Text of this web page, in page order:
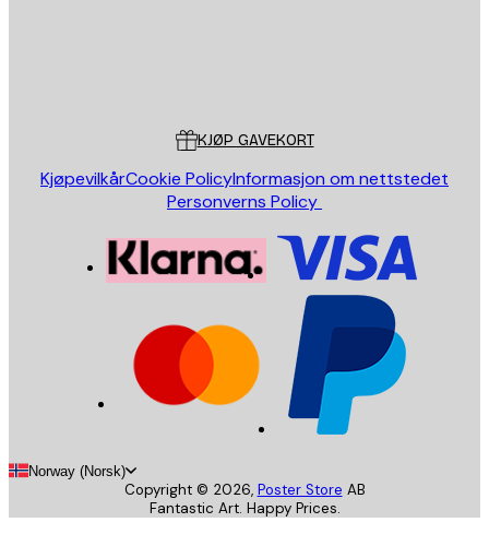
KJØP GAVEKORT
KjøpevilkårCookie PolicyInformasjon om nettstedet
Personverns Policy
Norway (Norsk)
Copyright © 2026, Poster Store AB
Fantastic Art. Happy Prices.